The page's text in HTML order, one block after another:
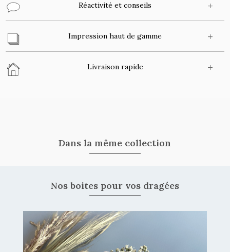
Réactivité et conseils
Impression haut de gamme
Livraison rapide
Dans la même collection
Nos boites pour vos dragées